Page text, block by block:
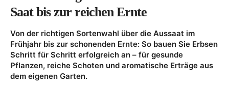
Saat bis zur reichen Ernte
Von der richtigen Sortenwahl über die Aussaat im
Frühjahr bis zur schonenden Ernte: So bauen Sie Erbsen
Schritt für Schritt erfolgreich an – für gesunde
Pflanzen, reiche Schoten und aromatische Erträge aus
dem eigenen Garten.